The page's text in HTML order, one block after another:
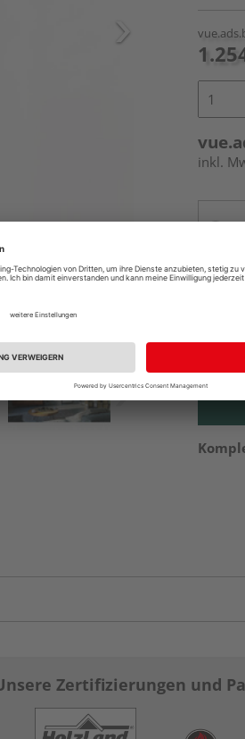
enthalten,
inkl.
Zertifizierungen und